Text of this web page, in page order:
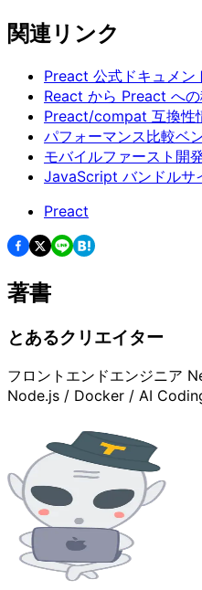
関連リンク
Preact 公式ドキュメン
React から Preact へ
Preact/compat 互換性
パフォーマンス比較ベ
モバイルファースト開
JavaScript バンドルサ
Preact
著書
とあるクリエイター
フロントエンドエンジニア
Node.js / Docker / AI